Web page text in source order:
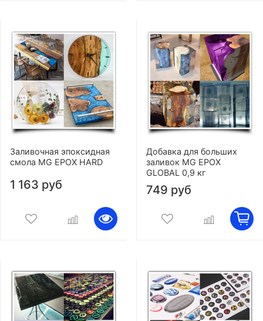
Заливочная эпоксидная
смола MG EPOX HARD
1 163 руб
Добавка для больших
заливок MG EPOX
GLOBAL 0,9 кг
749 руб